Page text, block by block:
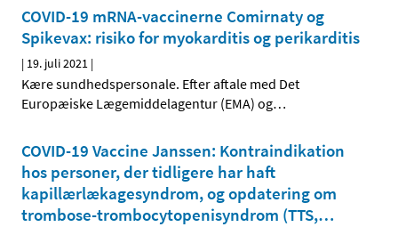
COVID-19 mRNA-vaccinerne Comirnaty og
Spikevax: risiko for myokarditis og perikarditis
| 19. juli 2021 |
Kære sundhedspersonale. Efter aftale med Det
Europæiske Lægemiddelagentur (EMA) og…
COVID-19 Vaccine Janssen: Kontraindikation
hos personer, der tidligere har haft
kapillærlækagesyndrom, og opdatering om
trombose-trombocytopenisyndrom (TTS,…